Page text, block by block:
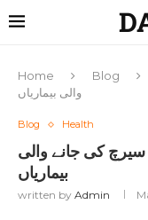
Home Blog
والی بیماریاں
Blog Health
کی جانے والی
بیماریاں
written by Admin